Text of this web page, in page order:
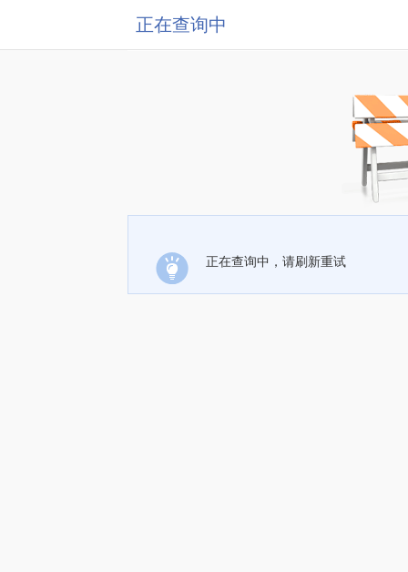
正在查询中
正在查询中，请刷新重试